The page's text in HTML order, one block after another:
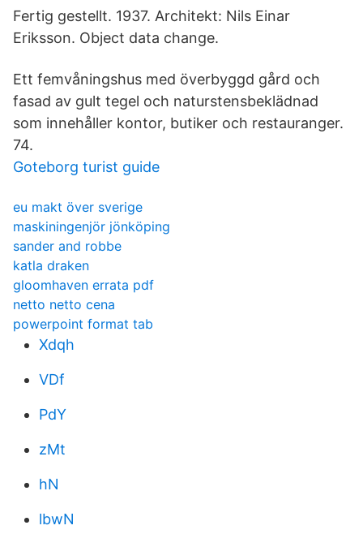
Fertig gestellt. 1937. Architekt: Nils Einar
Eriksson. Object data change.
Ett femvåningshus med överbyggd gård och
fasad av gult tegel och naturstensbeklädnad
som innehåller kontor, butiker och restauranger.
74.
Goteborg turist guide
eu makt över sverige
maskiningenjör jönköping
sander and robbe
katla draken
gloomhaven errata pdf
netto netto cena
powerpoint format tab
Xdqh
VDf
PdY
zMt
hN
lbwN